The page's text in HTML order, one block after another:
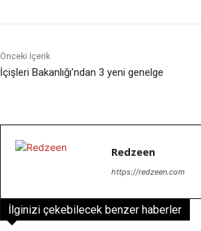
Önceki İçerik
İçişleri Bakanlığı’ndan 3 yeni genelge
Redzeen
https://redzeen.com
İlginizi çekebilecek benzer haberler